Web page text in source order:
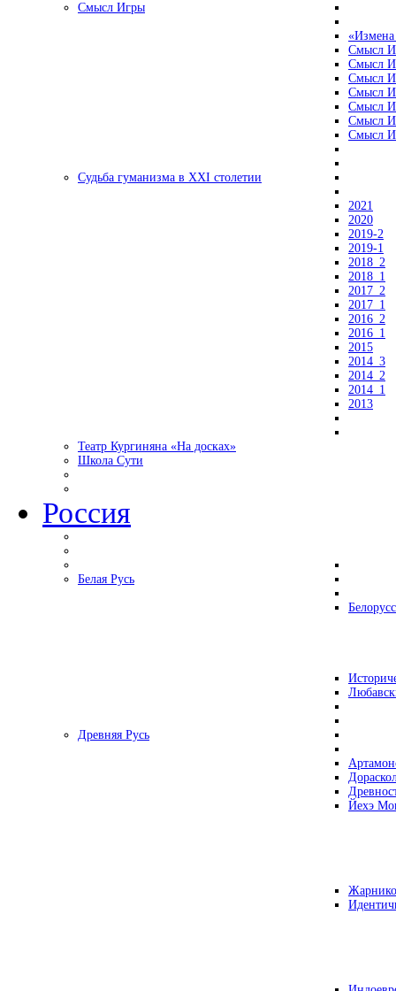
Смысл Игры
«Измена
Смысл
Смысл
Смысл
Смысл
Смысл
Смысл
Смысл
Судьба гуманизма в XXI столетии
2021
2020
2019-2
2019-1
2018_2
2018_1
2017_2
2017_1
2016_2
2016_1
2015
2014_3
2014_2
2014_1
2013
Театр Кургиняна «На досках»
Школа Сути
Россия
Белая Русь
Древняя Русь
Йехэ